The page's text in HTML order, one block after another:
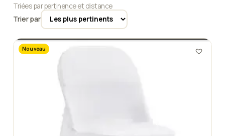
Triées par pertinence et distance
Trier par
Nouveau